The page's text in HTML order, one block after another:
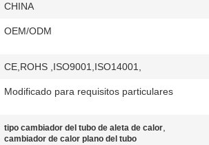
CHINA
OEM/ODM
CE,ROHS ,ISO9001,ISO14001,
Modificado para requisitos particulares
tipo cambiador del tubo de aleta de calor,
cambiador de calor plano del tubo